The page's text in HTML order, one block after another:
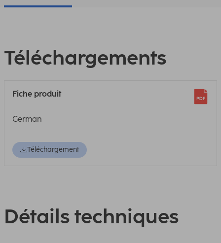
Téléchargements
Fiche produit
German
Téléchargement
Détails techniques